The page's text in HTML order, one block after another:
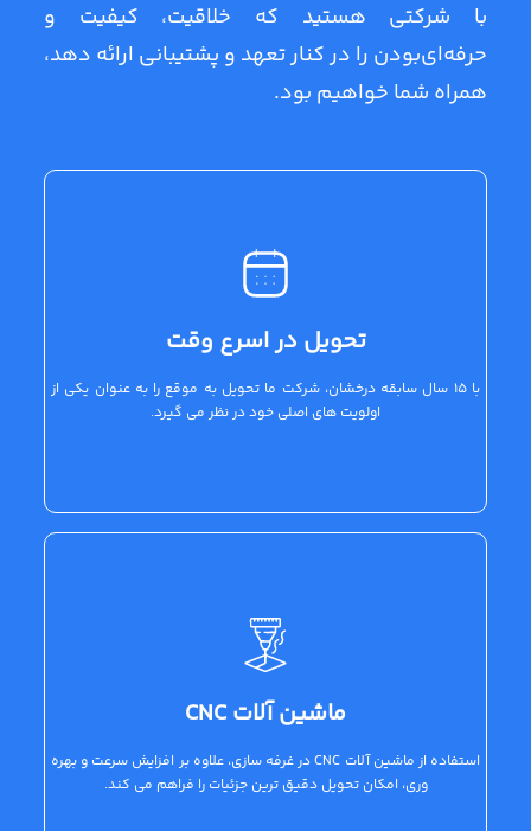
با شرکتی هستید که خلاقیت، کیفیت و
حرفه‌ای‌بودن را در کنار تعهد و پشتیبانی ارائه دهد،
همراه شما خواهیم بود.
تحویل در اسرع وقت
با 15 سال سابقه درخشان، شرکت ما تحویل به موقع را به عنوان یکی از
اولویت های اصلی خود در نظر می گیرد.
ماشین آلات CNC
استفاده از ماشین آلات CNC در غرفه سازی، علاوه بر افزایش سرعت و بهره
وری، امکان تحویل دقیق ترین جزئیات را فراهم می کند.